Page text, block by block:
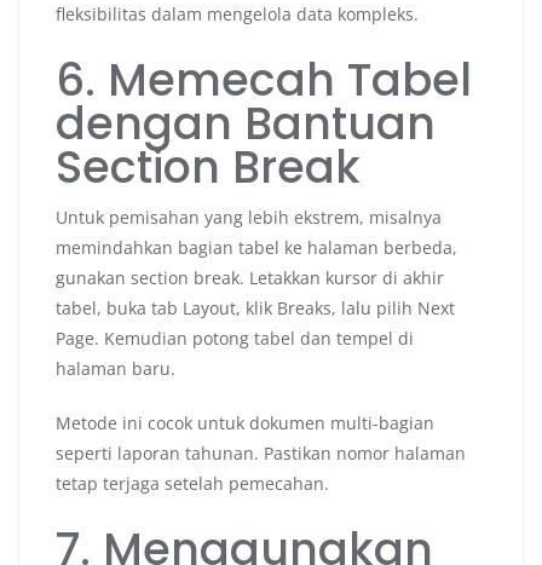
fleksibilitas dalam mengelola data kompleks.
6. Memecah Tabel
dengan Bantuan
Section Break
Untuk pemisahan yang lebih ekstrem, misalnya
memindahkan bagian tabel ke halaman berbeda,
gunakan section break. Letakkan kursor di akhir
tabel, buka tab Layout, klik Breaks, lalu pilih Next
Page. Kemudian potong tabel dan tempel di
halaman baru.
Metode ini cocok untuk dokumen multi-bagian
seperti laporan tahunan. Pastikan nomor halaman
tetap terjaga setelah pemecahan.
7. Menggunakan